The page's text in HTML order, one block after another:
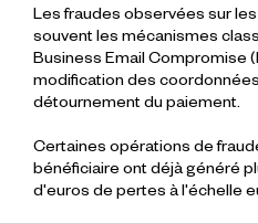
Les fraudes observées sur
souvent les mécanismes
Business Email Compromise
modification des
détournement du paiement.
Certaines opérations de
bénéficiaire ont déjà généré
d'euros de pertes à l'échelle